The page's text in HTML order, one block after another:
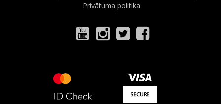
Privātuma politika